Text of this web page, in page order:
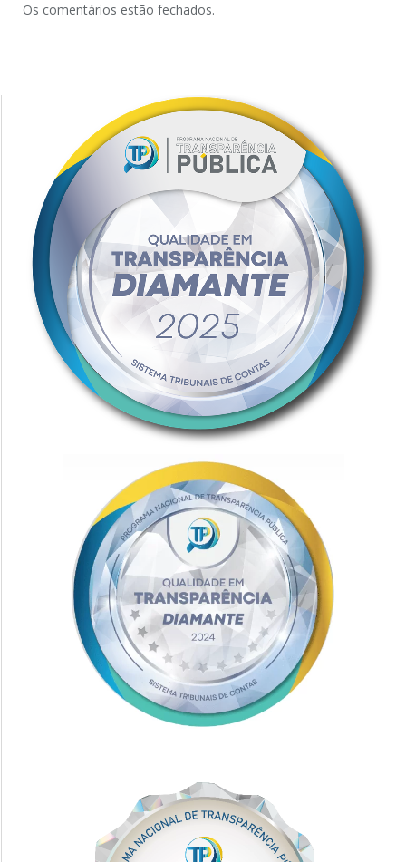
Os comentários estão fechados.